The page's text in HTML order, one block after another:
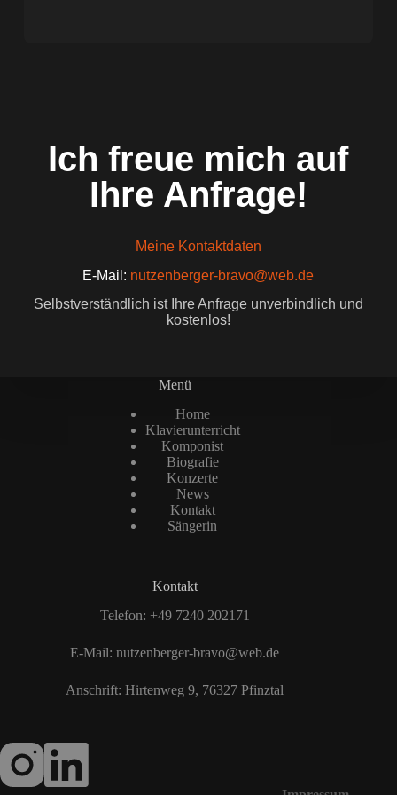
Ich freue mich auf
Ihre Anfrage!
Meine Kontaktdaten
E-Mail: nutzenberger-bravo@web.de
Selbstverständlich ist Ihre Anfrage unverbindlich und
kostenlos!
Menü
Home
Klavierunterricht
Komponist
Biografie
Konzerte
News
Kontakt
Sängerin
Kontakt
Telefon: +49 7240 202171
E-Mail:nutzenberger-bravo@web.de
Anschrift: Hirtenweg 9, 76327 Pfinztal